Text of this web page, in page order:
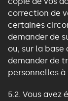
correction de
certaines
demander de
ou, sur la
demander de
personnelles
5.2. Vous